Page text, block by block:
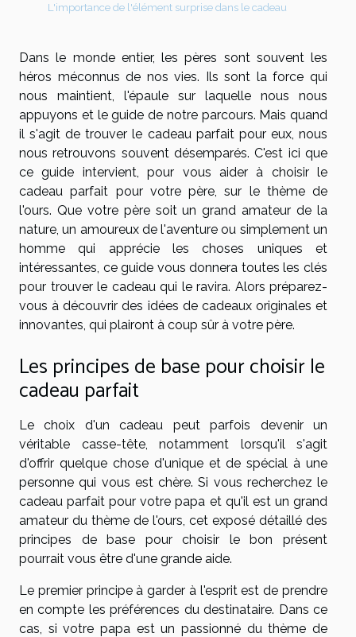
L'importance de l'élément surprise dans le cadeau
Dans le monde entier, les pères sont souvent les
héros méconnus de nos vies. Ils sont la force qui
nous maintient, l'épaule sur laquelle nous nous
appuyons et le guide de notre parcours. Mais quand
il s'agit de trouver le cadeau parfait pour eux, nous
nous retrouvons souvent désemparés. C'est ici que
ce guide intervient, pour vous aider à choisir le
cadeau parfait pour votre père, sur le thème de
l'ours. Que votre père soit un grand amateur de la
nature, un amoureux de l'aventure ou simplement un
homme qui apprécie les choses uniques et
intéressantes, ce guide vous donnera toutes les clés
pour trouver le cadeau qui le ravira. Alors préparez-
vous à découvrir des idées de cadeaux originales et
innovantes, qui plairont à coup sûr à votre père.
Les principes de base pour choisir le
cadeau parfait
Le choix d'un cadeau peut parfois devenir un
véritable casse-tête, notamment lorsqu'il s'agit
d'offrir quelque chose d'unique et de spécial à une
personne qui vous est chère. Si vous recherchez le
cadeau parfait pour votre papa et qu'il est un grand
amateur du thème de l'ours, cet exposé détaillé des
principes de base pour choisir le bon présent
pourrait vous être d'une grande aide.
Le premier principe à garder à l'esprit est de prendre
en compte les préférences du destinataire. Dans ce
cas, si votre papa est un passionné du thème de